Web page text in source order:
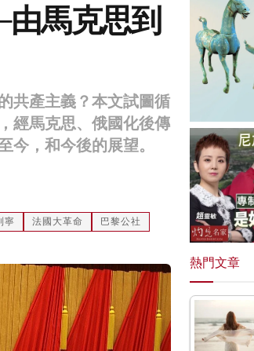
馬克思到
共產主義？本文試圖循
經馬克思、俄國化後傳
今，和今後的展望。
寧 法國大革命
巴黎公社
熱門文章